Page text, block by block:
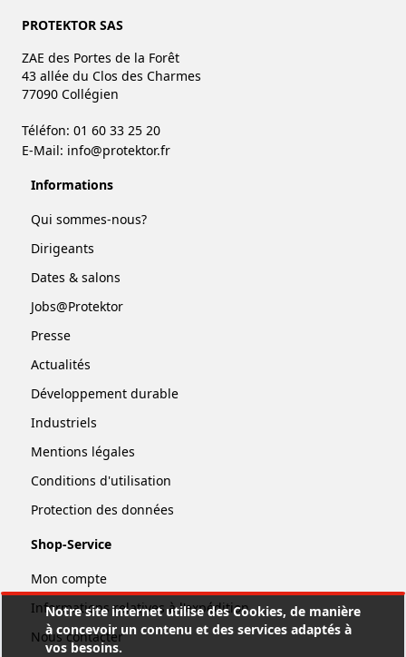
Notre site internet utilise des Cookies, de manière
à concevoir un contenu et des services adaptés à
vos besoins.
PROTEKTOR SAS
ZAE des Portes de la Forêt
43 allée du Clos des Charmes
77090 Collégien
Téléfon: 01 60 33 25 20
E-Mail: info@protektor.fr
Informations
Qui sommes-nous?
Dirigeants
Dates & salons
Jobs@Protektor
Presse
Actualités
Développement durable
Industriels
Mentions légales
Conditions d'utilisation
Protection des données
Shop-Service
Mon compte
Informations relatives à l'expédition
Nous contacter